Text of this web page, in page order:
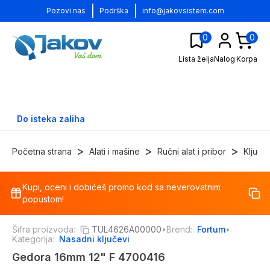
Pozovi nas Podrška info@jakovsistem.com
0
Lista željaNalog
0
Korpa
Do isteka zaliha
Početna strana > Alati i mašine > Ručni alat i pribor >
%
Kupi, oceni i dobićeš promo kod sa neverovatnim
popustom!
Šifra proizvoda: TUL4626A00000•Brend: Fortum•
Kategorija: Nasadni ključevi
Gedora 16mm 12" F 4700416